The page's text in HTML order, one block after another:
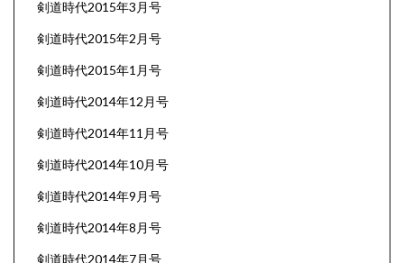
剣道時代2015年3月号
剣道時代2015年2月号
剣道時代2015年1月号
剣道時代2014年12月号
剣道時代2014年11月号
剣道時代2014年10月号
剣道時代2014年9月号
剣道時代2014年8月号
剣道時代2014年7月号